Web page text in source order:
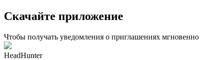
Скачайте приложение
Чтобы получать уведомления о приглашениях мгновенно
HeadHunter